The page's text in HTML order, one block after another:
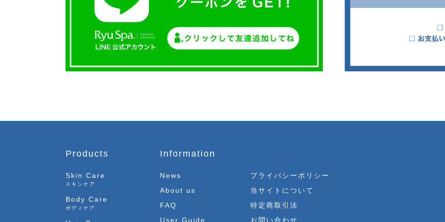
Products
Skin Care
スキンケア
Body Care
ボディケア
Information
News
About us
FAQ
User Guide
プライバシーポリシー
当サイトについて
特定商取引法
お問い合わせ